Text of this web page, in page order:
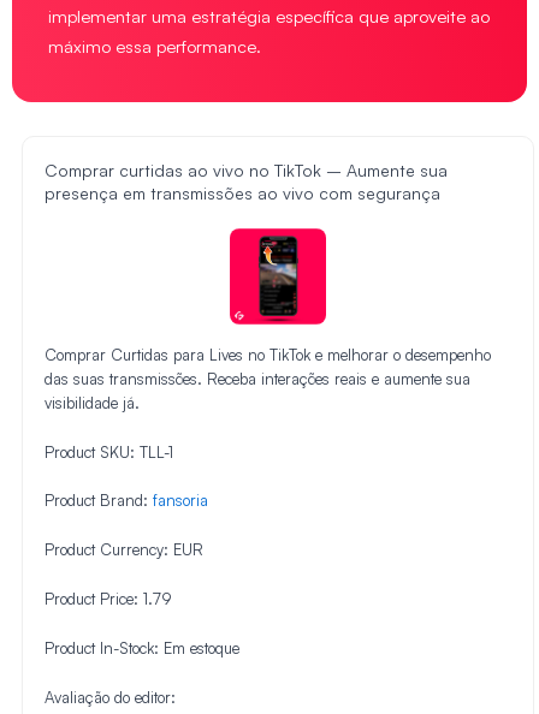
implementar uma estratégia específica que aproveite ao
máximo essa performance.
Comprar curtidas ao vivo no TikTok – Aumente sua
presença em transmissões ao vivo com segurança
Comprar Curtidas para Lives no TikTok e melhorar o desempenho
das suas transmissões. Receba interações reais e aumente sua
visibilidade já.
Product SKU: TLL-1
Product Brand: fansoria
Product Currency: EUR
Product Price: 1.79
Product In-Stock: Em estoque
Avaliação do editor: